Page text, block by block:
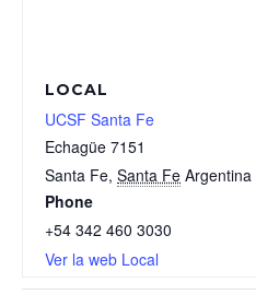
LOCAL
UCSF Santa Fe
Echagüe 7151
Santa Fe, Santa Fe Argentina
Phone
+54 342 460 3030
Ver la web Local